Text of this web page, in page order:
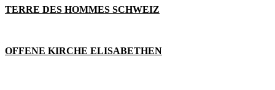
TERRE DES HOMMES SCHWEIZ
OFFENE KIRCHE ELISABETHEN